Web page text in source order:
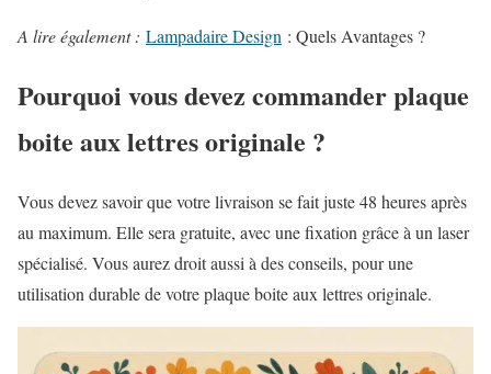
A lire également : Lampadaire Design : Quels Avantages ?
Pourquoi vous devez commander plaque
boite aux lettres originale ?
Vous devez savoir que votre livraison se fait juste 48 heures après
au maximum. Elle sera gratuite, avec une fixation grâce à un laser
spécialisé. Vous aurez droit aussi à des conseils, pour une
utilisation durable de votre plaque boite aux lettres originale.